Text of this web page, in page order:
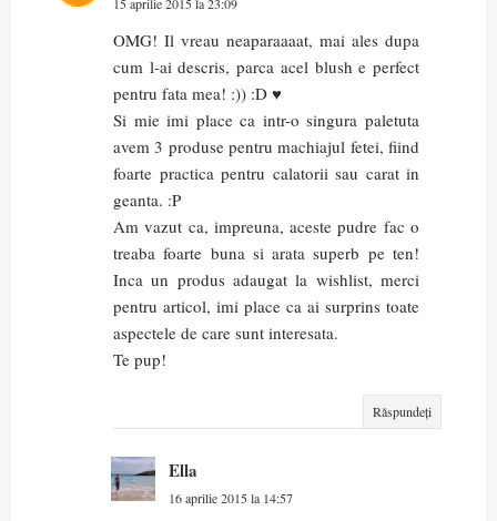
OMG! Il vreau neaparaaaat, mai ales dupa
cum l-ai descris, parca acel blush e perfect
pentru fata mea! :)) :D ♥
Si mie imi place ca intr-o singura paletuta
avem 3 produse pentru machiajul fetei, fiind
foarte practica pentru calatorii sau carat in
geanta. :P
Am vazut ca, impreuna, aceste pudre fac o
treaba foarte buna si arata superb pe ten!
Inca un produs adaugat la wishlist, merci
pentru articol, imi place ca ai surprins toate
aspectele de care sunt interesata.
Te pup!
Răspundeți
Ella
16 aprilie 2015 la 14:57